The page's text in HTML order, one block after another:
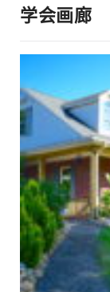
学会画廊